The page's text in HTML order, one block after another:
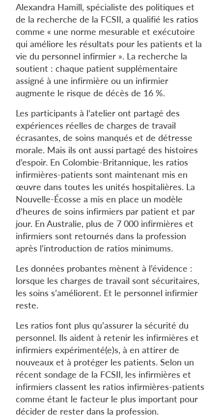
Alexandra Hamill, spécialiste des politiques et
de la recherche de la FCSII, a qualifié les ratios
comme « une norme mesurable et exécutoire
qui améliore les résultats pour les patients et la
vie du personnel infirmier ». La recherche la
soutient : chaque patient supplémentaire
assigné à une infirmière ou un infirmier
augmente le risque de décès de 16 %.
Les participants à l’atelier ont partagé des
expériences réelles de charges de travail
écrasantes, de soins manqués et de détresse
morale. Mais ils ont aussi partagé des histoires
d’espoir. En Colombie-Britannique, les ratios
infirmières-patients sont maintenant mis en
œuvre dans toutes les unités hospitalières. La
Nouvelle-Écosse a mis en place un modèle
d’heures de soins infirmiers par patient et par
jour. En Australie, plus de 7 000 infirmières et
infirmiers sont retournés dans la profession
après l’introduction de ratios minimums.
Les données probantes mènent à l’évidence :
lorsque les charges de travail sont sécuritaires,
les soins s’améliorent. Et le personnel infirmier
reste.
Les ratios font plus qu’assurer la sécurité du
personnel. Ils aident à retenir les infirmières et
infirmiers expérimenté(e)s, à en attirer de
nouveaux et à protéger les patients. Selon un
récent sondage de la FCSII, les infirmières et
infirmiers classent les ratios infirmières-patients
comme étant le facteur le plus important pour
décider de rester dans la profession.